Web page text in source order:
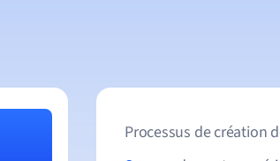
Processus de création